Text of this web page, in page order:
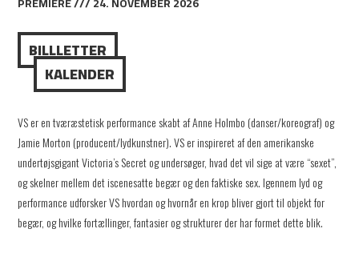
BILLLETTER
KALENDER
VS er en tværæstetisk performance skabt af Anne Holmbo (danser/koreograf) og
Jamie Morton (producent/lydkunstner). VS er inspireret af den amerikanske
undertøjsgigant Victoria’s Secret og undersøger, hvad det vil sige at være “sexet”,
og skelner mellem det iscenesatte begær og den faktiske sex. Igennem lyd og
performance udforsker VS hvordan og hvornår en krop bliver gjort til objekt for
begær, og hvilke fortællinger, fantasier og strukturer der har formet dette blik.